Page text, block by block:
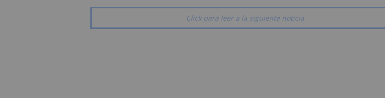
Click para leer a la siguiente noticia